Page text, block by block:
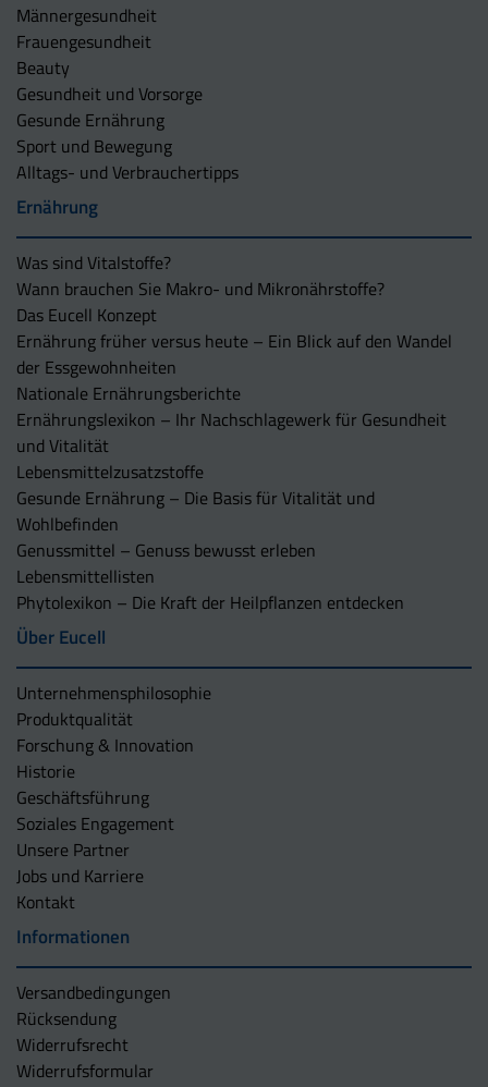
Männergesundheit
Frauengesundheit
Beauty
Gesundheit und Vorsorge
Gesunde Ernährung
Sport und Bewegung
Alltags- und Verbrauchertipps
Ernährung
Was sind Vitalstoffe?
Wann brauchen Sie Makro- und Mikronährstoffe?
Das Eucell Konzept
Ernährung früher versus heute – Ein Blick auf den Wandel
der Essgewohnheiten
Nationale Ernährungsberichte
Ernährungslexikon – Ihr Nachschlagewerk für Gesundheit
und Vitalität
Lebensmittelzusatzstoffe
Gesunde Ernährung – Die Basis für Vitalität und
Wohlbefinden
Genussmittel – Genuss bewusst erleben
Lebensmittellisten
Phytolexikon – Die Kraft der Heilpflanzen entdecken
Über Eucell
Unternehmens­philosophie
Produktqualität
Forschung & Innovation
Historie
Geschäftsführung
Soziales Engagement
Unsere Partner
Jobs und Karriere
Kontakt
Informationen
Versandbedingungen
Rücksendung
Widerrufsrecht
Widerrufsformular